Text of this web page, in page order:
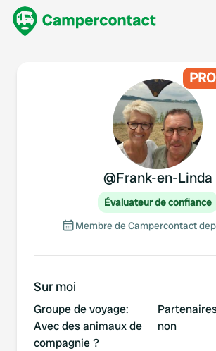
@Frank-en-Linda
Évaluateur de confiance
Membre de Campercontact
Sur moi
Groupe de voyage:
Avec des animaux de
compagnie ?
non